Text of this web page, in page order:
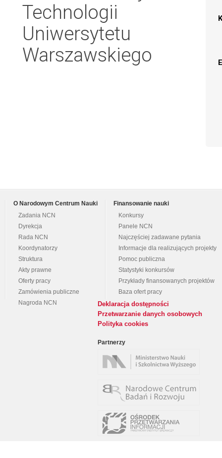
Technologii
Uniwersytetu
Warszawskiego
O Narodowym Centrum Nauki
Zadania NCN
Dyrekcja
Rada NCN
Koordynatorzy
Struktura
Akty prawne
Oferty pracy
Zamówienia publiczne
Nagroda NCN
Finansowanie nauki
Konkursy
Panele NCN
Najczęściej zadawane pytania
Informacje dla realizujących projekty
Pomoc publiczna
Statystyki konkursów
Przykłady finansowanych projektów
Baza ofert pracy
Deklaracja dostępności
Przetwarzanie danych osobowych
Polityka cookies
Partnerzy